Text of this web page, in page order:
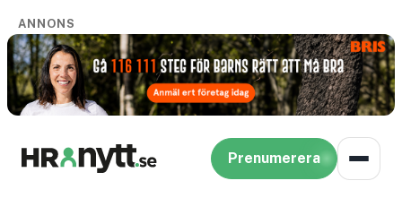
ANNONS
Prenumerera